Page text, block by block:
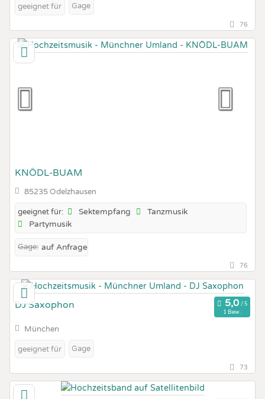
geeignet für Gage
76
KNÖDL-BUAM
85235 Odelzhausen
geeignet für: Sektempfang
Tanzmusik
Partymusik
Gage: auf Anfrage
76
DJ Saxophon
1 Bew.
München
geeignet für Gage
73